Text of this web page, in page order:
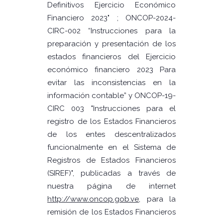
Definitivos Ejercicio Económico
Financiero 2023" ; ONCOP-2024-
CIRC-002 “Instrucciones para la
preparación y presentación de los
estados financieros del Ejercicio
económico financiero 2023 Para
evitar las inconsistencias en la
información contable” y ONCOP-19-
CIRC 003 "Instrucciones para el
registro de los Estados Financieros
de los entes descentralizados
funcionalmente en el Sistema de
Registros de Estados Financieros
(SIREF)", publicadas a través de
nuestra página de internet
http://www.oncop.gob.ve, para la
remisión de los Estados Financieros